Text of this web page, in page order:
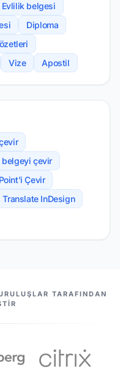
Evlilik belgesi
Diploma
Vize Apostil
belgeyi çevir
Çevir
Translate InDesign
TARAFINDAN